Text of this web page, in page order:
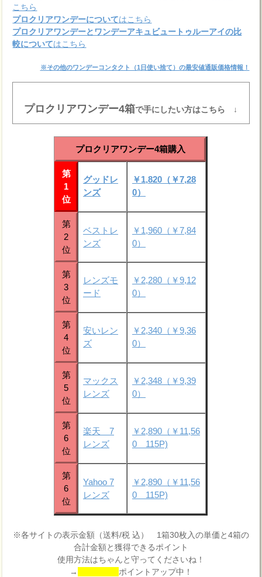
こちら
プロクリアワンデーについてはこちら
プロクリアワンデーとワンデーアキュビュートゥルーアイの比
較についてはこちら
※その他のワンデーコンタクト（1日使い捨て）の最安値通販価格情報！
プロクリアワンデー4箱で手にしたい方はこちら ↓
プロクリアワンデー4箱購入
第
1
位
グッドレ
ンズ
￥1,820（￥7,28
0）
第
2
位
ベストレ
ンズ
￥1,960（￥7,84
0）
第
3
位
レンズモ
ード
￥2,280（￥9,12
0）
第
4
位
安いレン
ズ
￥2,340（￥9,36
0）
第
5
位
マックス
レンズ
￥2,348（￥9,39
0）
第
6
位
楽天 7
レンズ
￥2,890（￥11,56
0 115P)
第
6
位
Yahoo 7
レンズ
￥2,890（￥11,56
0 115P)
※各サイトの表示金額（送料/税 込） 1箱30枚入の単価と4箱の
合計金額と獲得できるポイント
使用方法はちゃんと守ってくださいね！
→
ポイントアップ中！